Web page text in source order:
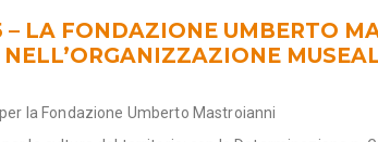
LA FONDAZIONE UMBERTO
per la Fondazione Umberto Mastroianni